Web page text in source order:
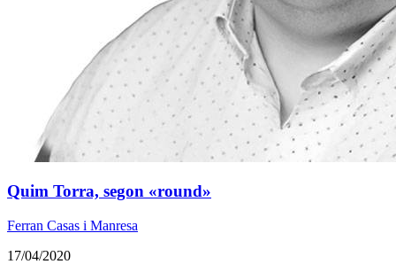
Quim Torra, segon «round»
Ferran Casas i Manresa
17/04/2020